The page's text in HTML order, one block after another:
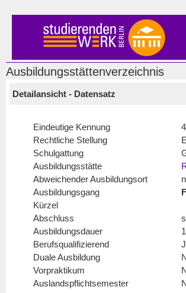
Ausbildungsstättenverzeichnis
Detailansicht - Datensatz
Eindeutige Kennung
Rechtliche Stellung
Schulgattung
Ausbildungsstätte
Abweichender Ausbildungsort
Ausbildungsgang
Kürzel
Abschluss
Ausbildungsdauer
Berufsqualifizierend
Duale Ausbildung
Vorpraktikum
Auslandspflichtsemester